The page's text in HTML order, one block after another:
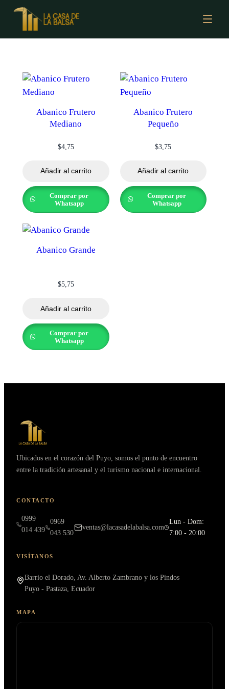
Abanico Frutero
Mediano
$4,75
Añadir al carrito
Comprar por
Whatsapp
Abanico Frutero
Pequeño
$3,75
Añadir al carrito
Comprar por
Whatsapp
Abanico Grande
$5,75
Añadir al carrito
Comprar por
Whatsapp
Ubicados en el corazón del Puyo, somos el punto de encuentro
entre la tradición artesanal y el turismo nacional e internacional.
CONTACTO
0999
014 439
0969
043 530
ventas@lacasadelabalsa.com
Lun - Dom:
7:00 - 20:00
VISÍTANOS
Barrio el Dorado, Av. Alberto Zambrano y los Pindos
Puyo - Pastaza, Ecuador
MAPA